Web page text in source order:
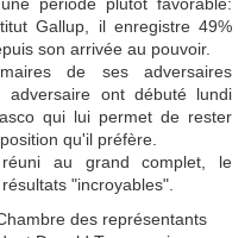
Gallup, il enregistre 49%
son arrivée au pouvoir.
de ses adversaires
ont débuté lundi
qui lui permet de rester
qu'il préfère.
au grand complet, le
"incroyables".